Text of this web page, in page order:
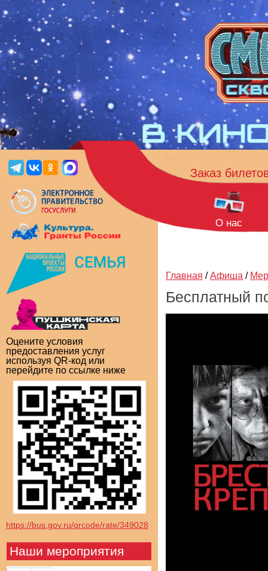
Оцените условия
предоставления услуг
используя QR-код или
перейдите по ссылке ниже
https://bus.gov.ru/qrcode/rate/349028
Наши мероприятия
Заказ
О нас
Главная / Афиша /
Бесплатный